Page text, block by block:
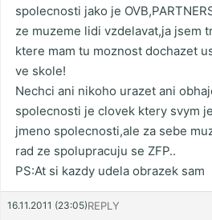
spolecnosti jako je
ze muzeme lidi vzdelavat,ja jsem
ktere mam tu moznost dochazet
ve skole!
Nechci ani nikoho urazet ani
spolecnosti je clovek ktery svym
jmeno spolecnosti,ale za sebe
rad ze spolupracuju se ZFP..
PS:At si kazdy udela obrazek sam
16.11.2011 (23:05)REPLY